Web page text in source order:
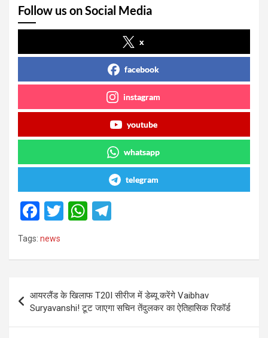
Follow us on Social Media
x
facebook
instagram
youtube
whatsapp
telegram
F
ce
o
o
k
T
W
A
p
p
a
m
Tags: news
navigation
आयरलैंड के खिलाफ T20I सीरीज में डेब्यू करेंगे Vaibhav
Suryavanshi! टूट जाएगा सचिन तेंदुलकर का ऐतिहासिक रिकॉर्ड